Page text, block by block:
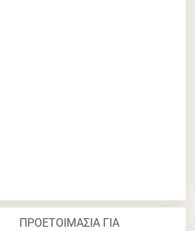
ΠΡΟΕΤΟΙΜΑΣΙΑ ΓΙΑ